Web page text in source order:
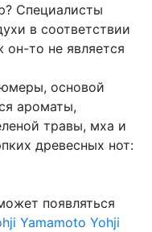
Специалисты
в соответствии
то не является
основой
ароматы,
травы, мха и
древесных нот:
появляться
Yamamoto Yohji